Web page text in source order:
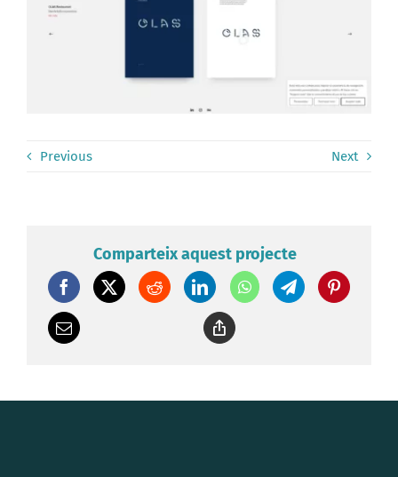
Previous Next
Comparteix aquest projecte